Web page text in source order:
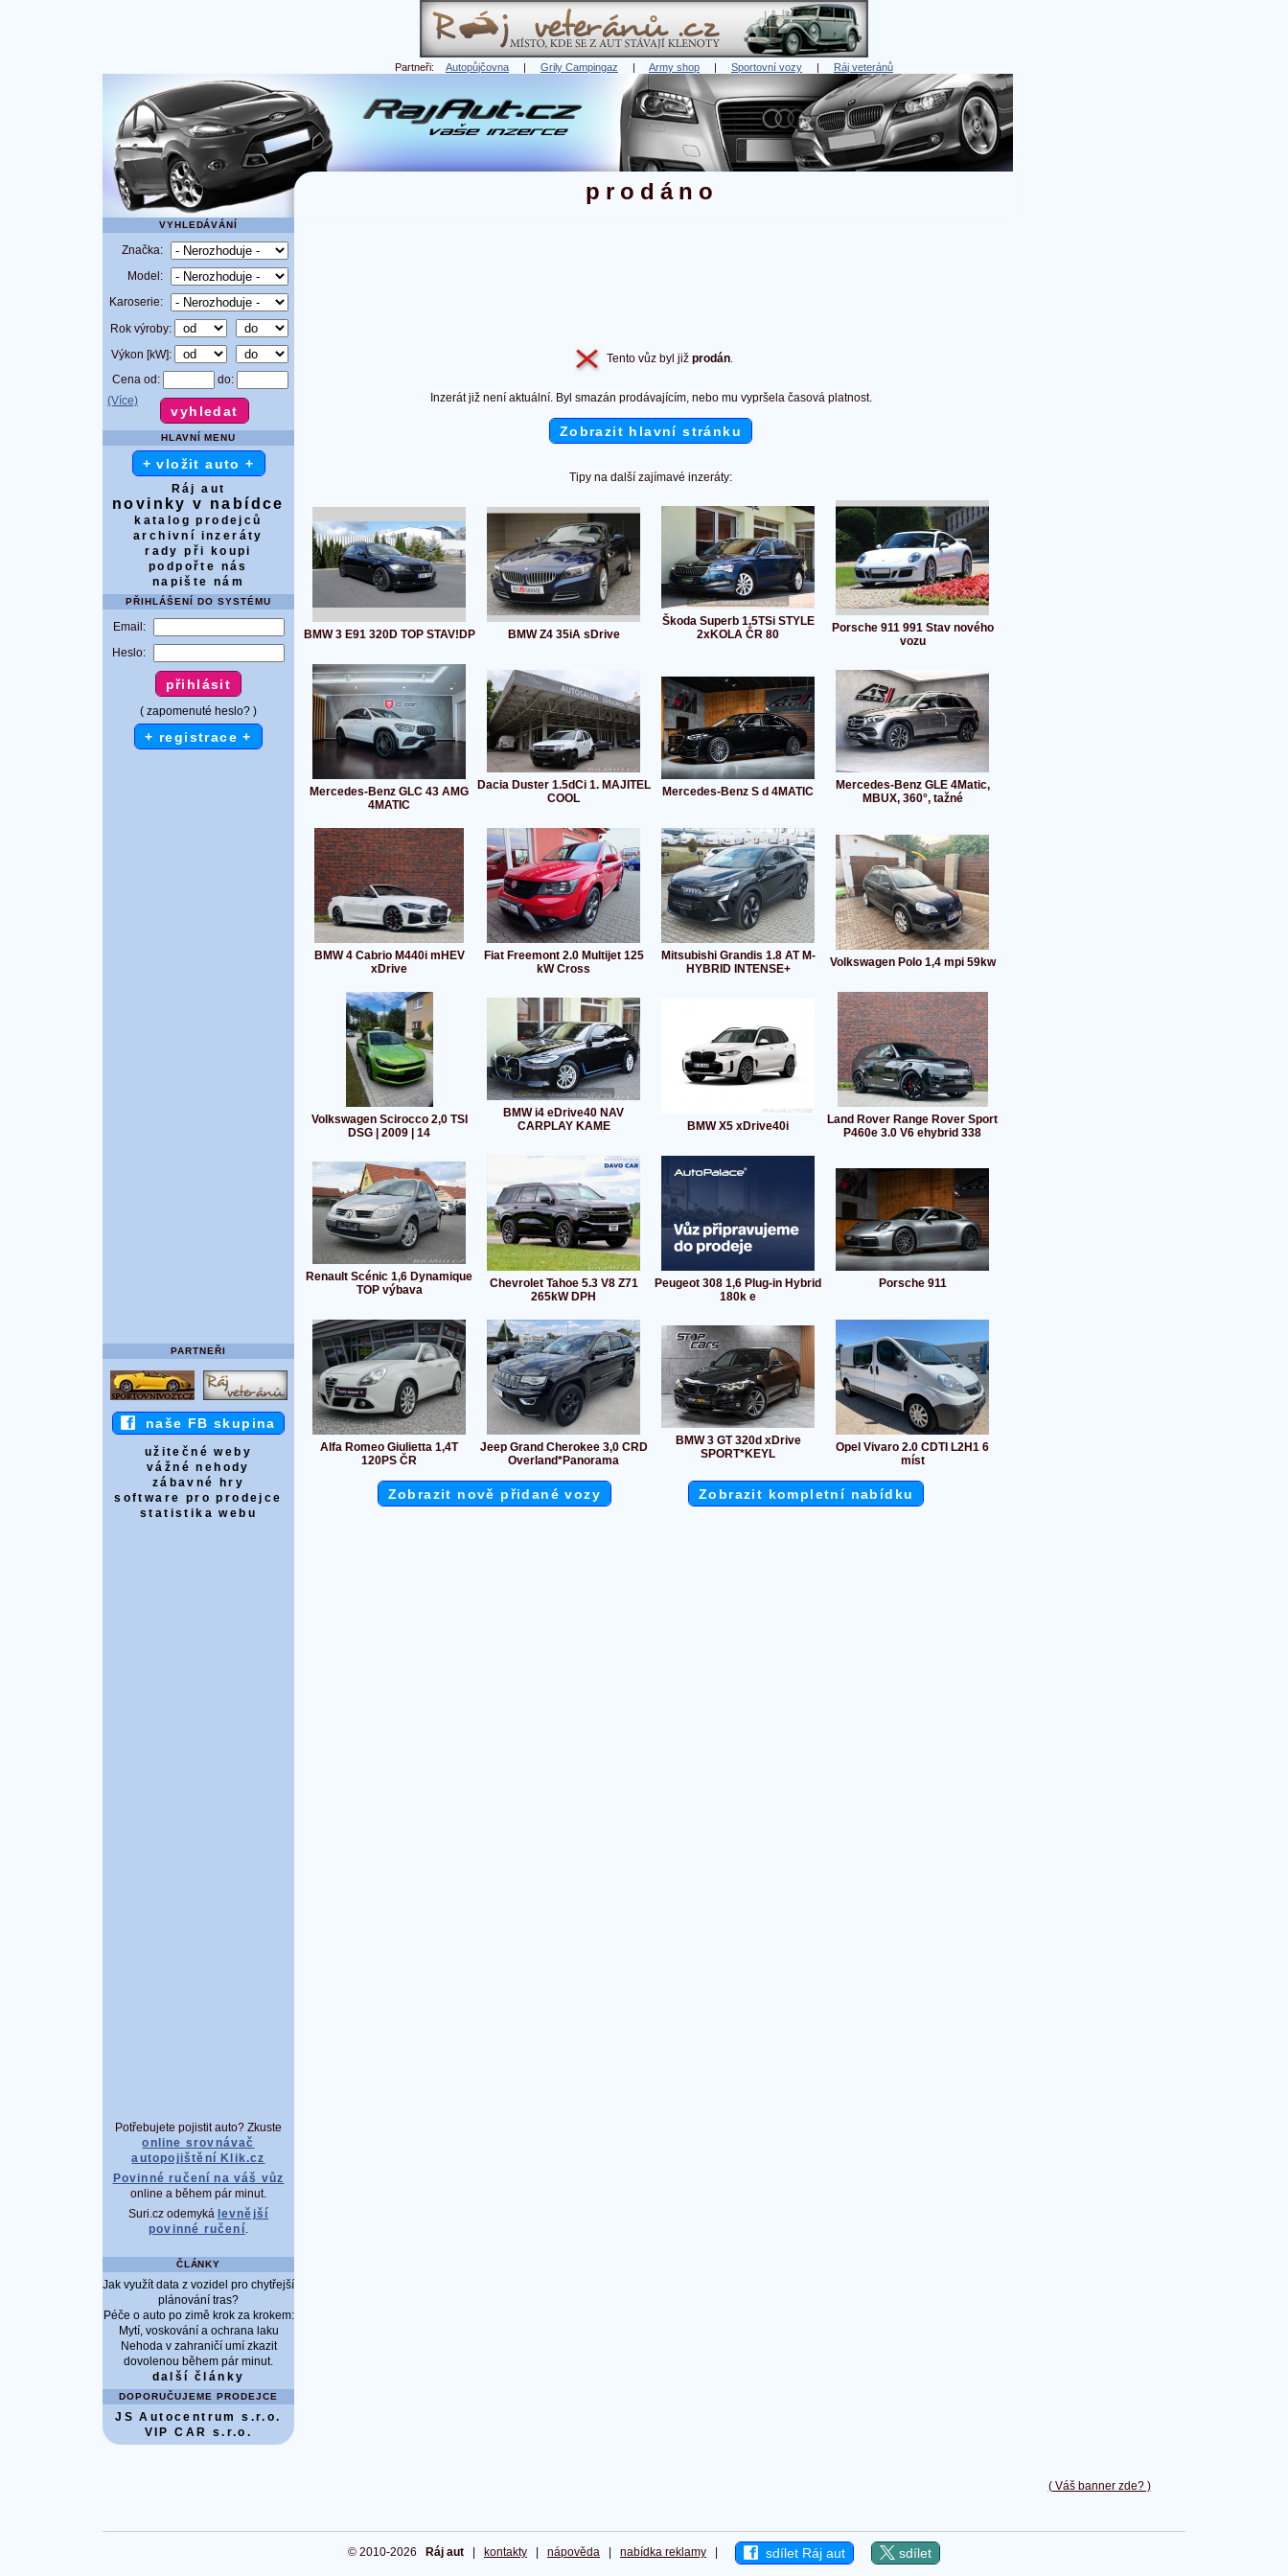
Partneři: Autopůjčovna | Grily Campingaz | Army shop | Sportovní vozy | Ráj veteránů
( Váš banner zde? )
prodáno
VYHLEDÁVÁNÍ
Značka:
Model:
Karoserie:
Rok výroby:
Výkon [kW]:
Cena od:
do:
(Více)
HLAVNÍ MENU
+ vložit auto +
Ráj aut
novinky v nabídce
katalog prodejců
archivní inzeráty
rady při koupi
podpořte nás
napište nám
PŘIHLÁŠENÍ DO SYSTÉMU
Email:
Heslo:
( zapomenuté heslo? )
+ registrace +
PARTNEŘI
naše FB skupina
užitečné weby
vážné nehody
zábavné hry
software pro prodejce
statistika webu
Potřebujete pojistit auto? Zkuste
online srovnávač
autopojištění Klik.cz
Povinné ručení na váš vůz
online a během pár minut.
Suri.cz odemyká levnější
povinné ručení.
ČLÁNKY
Jak využít data z vozidel pro chytřejší
plánování tras?
Péče o auto po zimě krok za krokem:
Mytí, voskování a ochrana laku
Nehoda v zahraničí umí zkazit
dovolenou během pár minut.
další články
DOPORUČUJEME PRODEJCE
JS Autocentrum s.r.o.
VIP CAR s.r.o.
Tento vůz byl již prodán.
Inzerát již není aktuální. Byl smazán prodávajícím, nebo mu vypršela časová platnost.
Zobrazit hlavní stránku
Tipy na další zajímavé inzeráty:
BMW 3 E91 320D TOP STAV!DP BMW Z4 35iA sDrive
Škoda Superb 1,5TSi STYLE
2xKOLA ČR 80
Porsche 911 991 Stav nového
vozu
Mercedes-Benz GLC 43 AMG
4MATIC
Dacia Duster 1.5dCi 1. MAJITEL
COOL
Mercedes-Benz S d 4MATIC
Mercedes-Benz GLE 4Matic,
MBUX, 360°, tažné
BMW 4 Cabrio M440i mHEV
xDrive
Fiat Freemont 2.0 Multijet 125
kW Cross
Mitsubishi Grandis 1.8 AT M-
HYBRID INTENSE+
Volkswagen Polo 1,4 mpi 59kw
Volkswagen Scirocco 2,0 TSI
DSG | 2009 | 14
BMW i4 eDrive40 NAV
CARPLAY KAME
BMW X5 xDrive40i
Land Rover Range Rover Sport
P460e 3.0 V6 ehybrid 338
Renault Scénic 1,6 Dynamique
TOP výbava
Chevrolet Tahoe 5.3 V8 Z71
265kW DPH
Peugeot 308 1,6 Plug-in Hybrid
180k e
Porsche 911
Alfa Romeo Giulietta 1,4T
120PS ČR
Jeep Grand Cherokee 3,0 CRD
Overland*Panorama
BMW 3 GT 320d xDrive
SPORT*KEYL
Opel Vivaro 2.0 CDTI L2H1 6
míst
Zobrazit nově přidané vozy Zobrazit kompletní nabídku
© 2010-2026 Ráj aut kontakty nápověda nabídka reklamy sdílet Ráj aut sdílet